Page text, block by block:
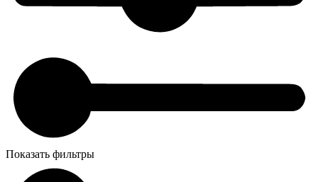
Показать фильтры